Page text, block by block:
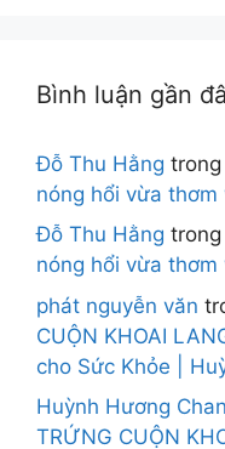
Bình luận gần
Đỗ Thu Hằng trong
nóng hổi vừa
Đỗ Thu Hằng trong
nóng hổi vừa
phát nguyễn văn
CUỘN KHOAI
cho Sức Khỏe |
Huỳnh Hương
TRỨNG CUỘN